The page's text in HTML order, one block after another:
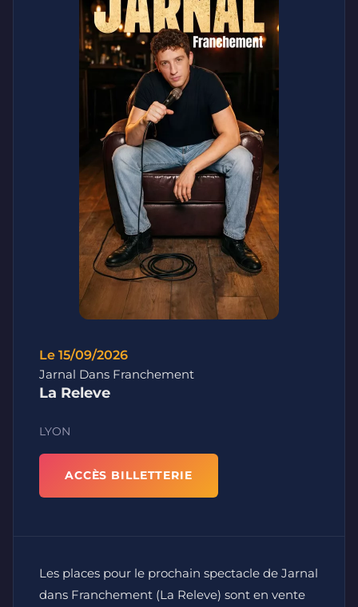
Le 15/09/2026
Jarnal Dans Franchement
La Releve
LYON
ACCÈS BILLETTERIE
Les places pour le prochain spectacle de Jarnal
dans Franchement (La Releve) sont en vente